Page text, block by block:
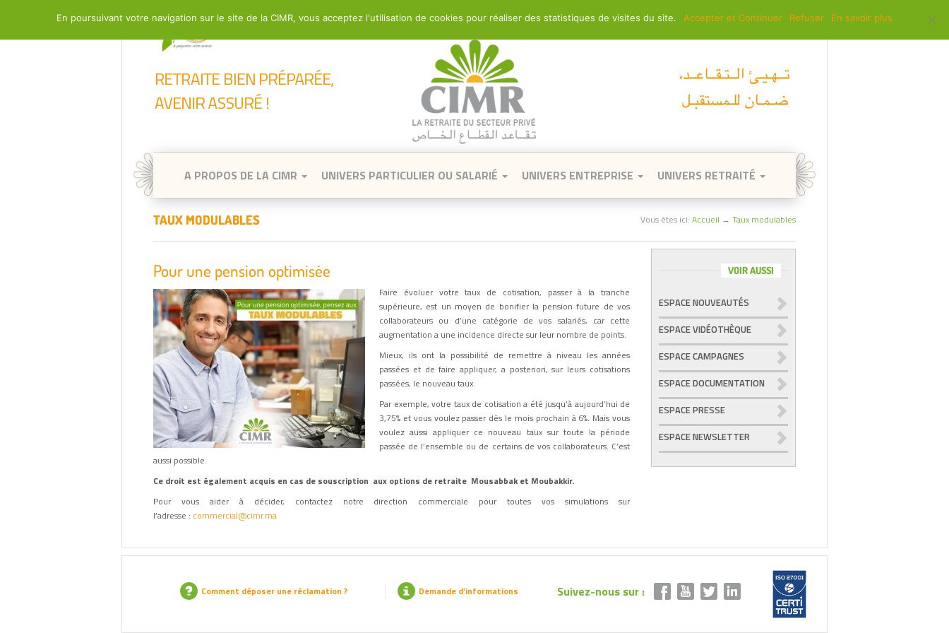
Qui sommes nous ? Pourquoi adhérer à la CIMR ? FAQ Contacts العربية
A PROPOS DE LA CIMR UNIVERS PARTICULIER OU SALARIÉ UNIVERS ENTREPRISE UNIVERS RETRAITÉ
TAUX MODULABLES Vous êtes ici: Accueil → Taux modulables
Pour une pension optimisée
Faire évoluer votre taux de cotisation, passer à la tranche
supérieure, est un moyen de bonifier la pension future de vos
collaborateurs ou d’une catégorie de vos salariés, car cette
augmentation a une incidence directe sur leur nombre de points.
Mieux, ils ont la possibilité de remettre à niveau les années
passées et de faire appliquer, a posteriori, sur leurs cotisations
passées, le nouveau taux.
Par exemple, votre taux de cotisation a été jusqu’à aujourd’hui de
3,75% et vous voulez passer dès le mois prochain à 6%. Mais vous
voulez aussi appliquer ce nouveau taux sur toute la période
passée de l’ensemble ou de certains de vos collaborateurs. C’est
aussi possible.
Ce droit est également acquis en cas de souscription aux options de retraite Mousabbak et Moubakkir.
Pour vous aider à décider, contactez notre direction commerciale pour toutes vos simulations sur
l’adresse : commercial@cimr.ma
VOIR AUSSI
ESPACE NOUVEAUTÉS
ESPACE VIDÉOTHÈQUE
ESPACE CAMPAGNES
ESPACE DOCUMENTATION
ESPACE PRESSE
ESPACE NEWSLETTER
Comment déposer une réclamation ? Demande d’informations Suivez-nous sur :
En poursuivant votre navigation sur le site de la CIMR, vous acceptez l'utilisation de cookies pour réaliser des statistiques de visites du site. Accepter et Continuer Refuser En savoir plus